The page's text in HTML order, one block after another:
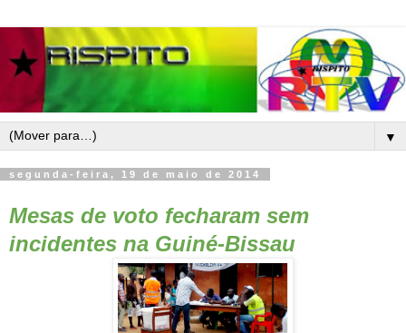
▼
segunda-feira, 19 de maio de 2014
Mesas de voto fecharam sem
incidentes na Guiné-Bissau